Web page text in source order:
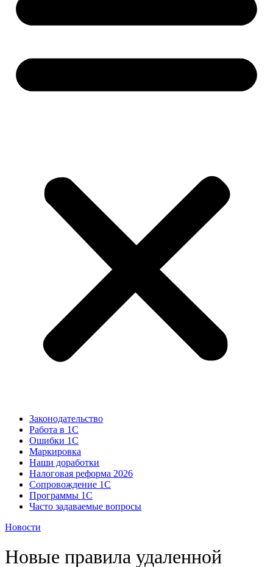
Законодательство
Работа в 1С
Ошибки 1С
Маркировка
Наши доработки
Налоговая реформа 2026
Сопровождение 1С
Программы 1С
Часто задаваемые вопросы
Новости
Новые правила удаленной